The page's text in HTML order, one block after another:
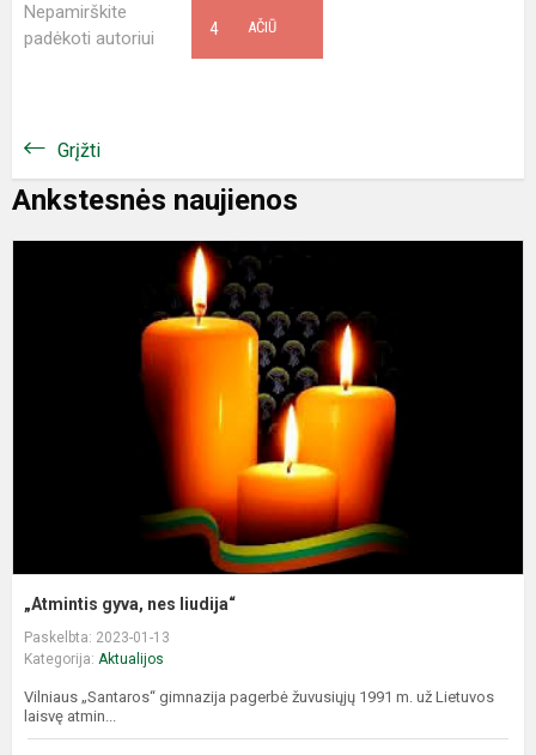
Nepamirškite
padėkoti autoriui
AČIŪ
4
Grįžti
Ankstesnės naujienos
„Atmintis gyva, nes liudija“
Paskelbta: 2023-01-13
Kategorija: Aktualijos
Vilniaus „Santaros“ gimnazija pagerbė žuvusiųjų 1991 m. už Lietuvos
laisvę atmin...